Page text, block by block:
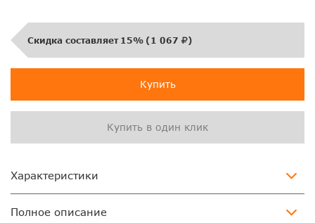
Скидка составляет 15% (1 067 )
Купить
Купить в один клик
Характеристики
Полное описание